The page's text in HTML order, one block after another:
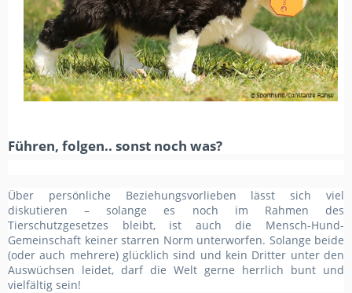
Führen, folgen.. sonst noch was?
Über persönliche Beziehungsvorlieben lässt sich viel
diskutieren – solange es noch im Rahmen des
Tierschutzgesetzes bleibt, ist auch die Mensch-Hund-
Gemeinschaft keiner starren Norm unterworfen. Solange beide
(oder auch mehrere) glücklich sind und kein Dritter unter den
Auswüchsen leidet, darf die Welt gerne herrlich bunt und
vielfältig sein!